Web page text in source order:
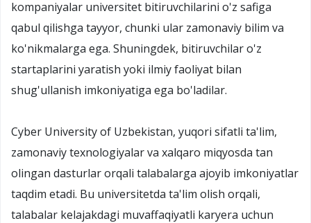
kompaniyalar universitet bitiruvchilarini o'z safiga
qabul qilishga tayyor, chunki ular zamonaviy bilim va
ko'nikmalarga ega. Shuningdek, bitiruvchilar o'z
startaplarini yaratish yoki ilmiy faoliyat bilan
shug'ullanish imkoniyatiga ega bo'ladilar.
Cyber University of Uzbekistan, yuqori sifatli ta'lim,
zamonaviy texnologiyalar va xalqaro miqyosda tan
olingan dasturlar orqali talabalarga ajoyib imkoniyatlar
taqdim etadi. Bu universitetda ta'lim olish orqali,
talabalar kelajakdagi muvaffaqiyatli karyera uchun